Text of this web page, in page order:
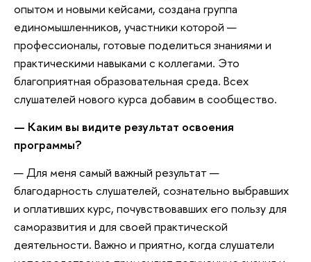
опытом и новыми кейсами, создана группа
единомышленников, участники которой —
профессионалы, готовые поделиться знаниями и
практическими навыками с коллегами. Это
благоприятная образовательная среда. Всех
слушателей нового курса добавим в сообщество.
— Каким вы видите результат освоения
программы?
— Для меня самый важный результат —
благодарность слушателей, сознательно выбравших
и оплативших курс, почувствовавших его пользу для
саморазвития и для своей практической
деятельности. Важно и приятно, когда слушатели